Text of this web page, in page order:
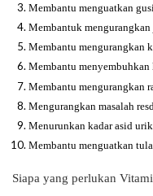
Membantu menguatkan gusi
Membantuk mengurangkan
Membantu mengurangkan
Membantu menyembuhkan
Membantu mengurangkan
Mengurangkan masalah
Menurunkan kadar asid
Membantu menguatkan
Siapa yang perlukan